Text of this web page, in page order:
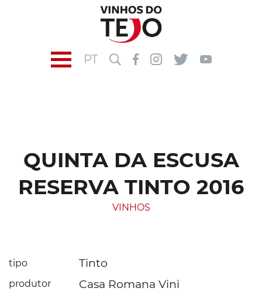
PT
QUINTA DA ESCUSA
RESERVA TINTO 2016
VINHOS
tipo Tinto
produtor Casa Romana Vini